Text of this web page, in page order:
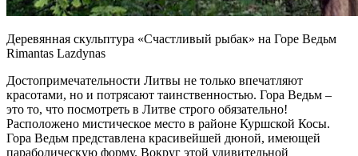
Деревянная скульптура «Счастливый рыбак» на Горе Ведьм
Rimantas Lazdynas
Достопримечательности Литвы не только впечатляют
красотами, но и потрясают таинственностью. Гора Ведьм –
это то, что посмотреть в Литве строго обязательно!
Расположено мистическое место в районе Куршской Косы.
Гора Ведьм представлена красивейшей дюной, имеющей
параболическую форму. Вокруг этой удивительной